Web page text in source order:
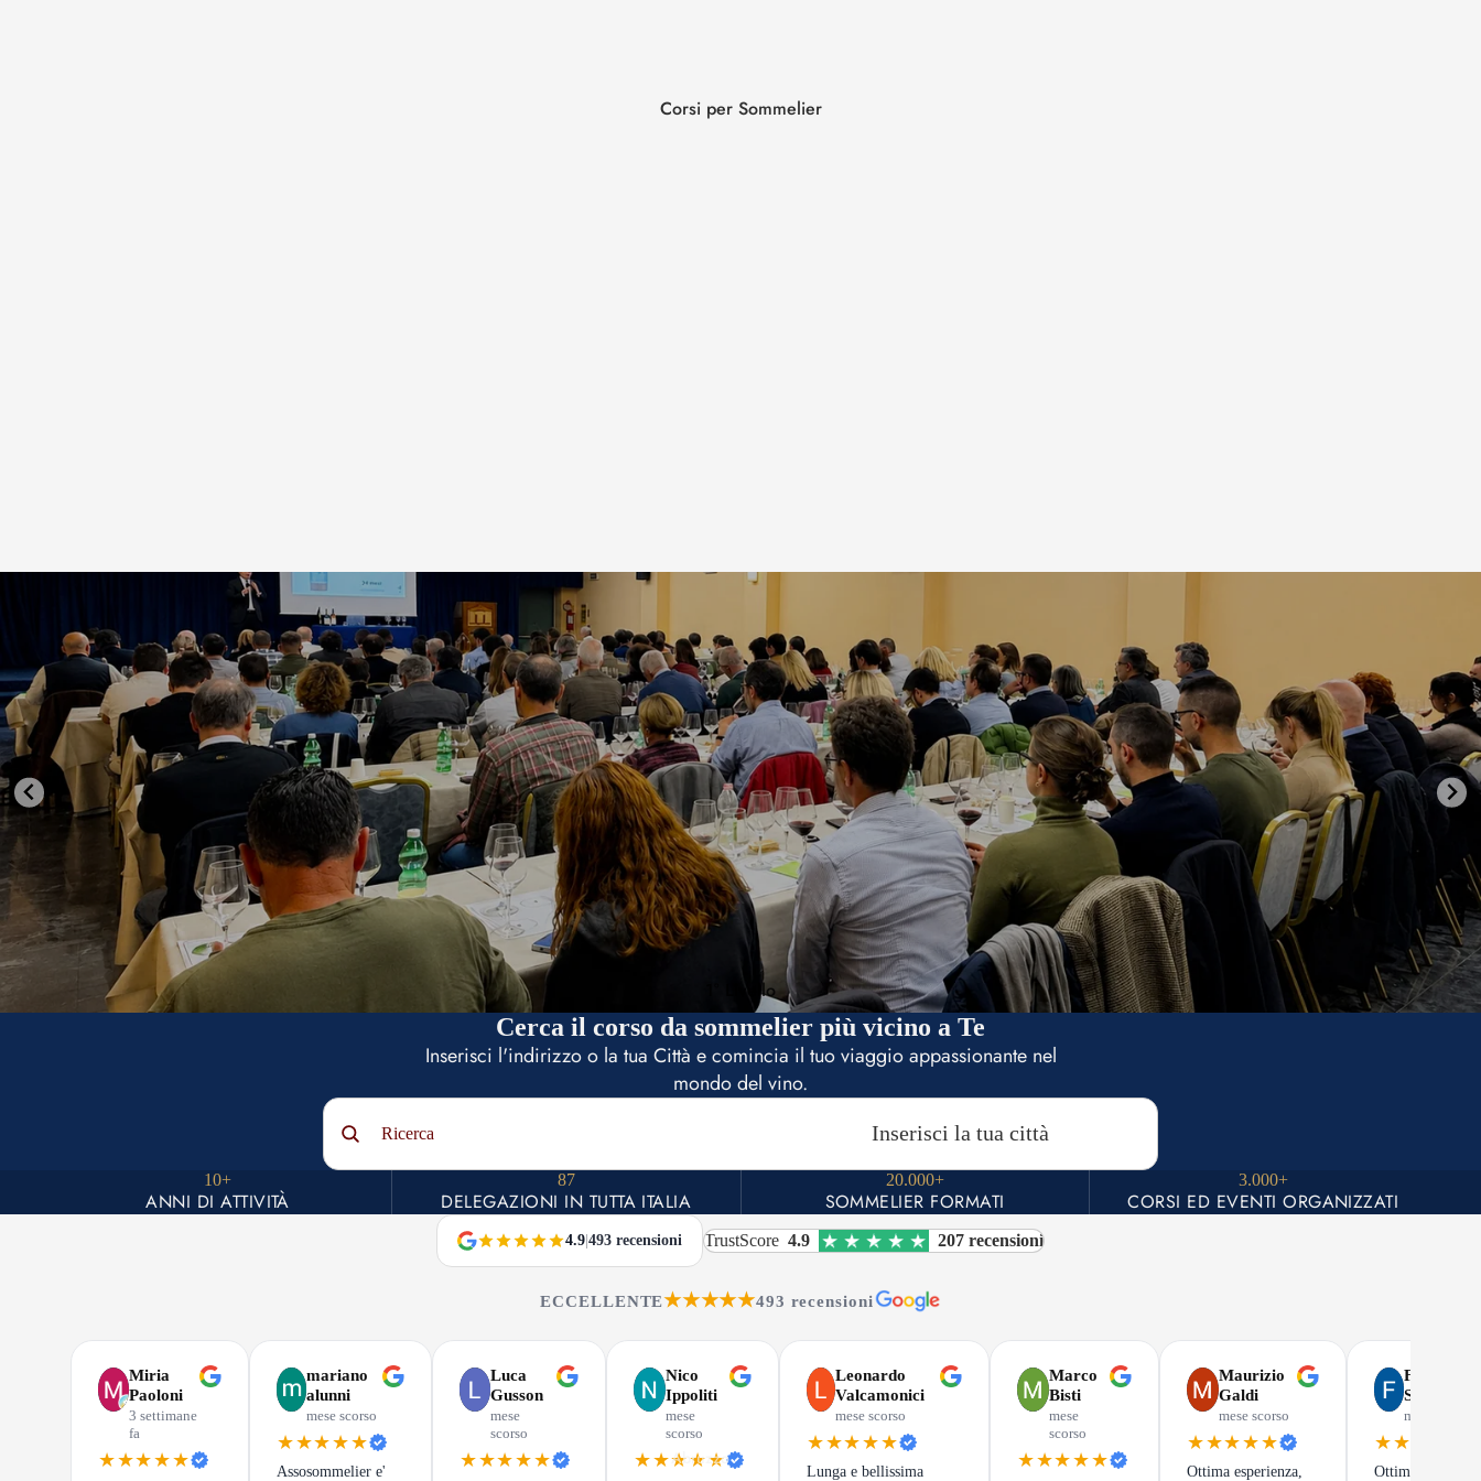
Corsi per Sommelier
1° Livello
Abruzzo
Cerca il corso da sommelier più vicino a Te
Inserisci l'indirizzo o la tua Città e comincia il tuo viaggio appassionante nel
mondo del vino.
Ricerca
10+
ANNI DI ATTIVITÀ
87
DELEGAZIONI IN TUTTA ITALIA
20.000+
SOMMELIER FORMATI
3.000+
CORSI ED EVENTI ORGANIZZATI
4.9 493 recensioni TrustScore 4.9 207 recensioni
ECCELLENTE★★★★★493 recensioni
Miria
Paoloni
3 settimane
fa
★★★★★
mariano
alunni
mese scorso
★★★★★
Assosommelier e'
Luca
Gusson
mese
scorso
★★★★★
Nico
Ippoliti
mese
scorso
★★★★★
Leonardo
Valcamonici
mese scorso
★★★★★
Lunga e bellissima
Marco
Bisti
mese
scorso
★★★★★
Maurizio
Galdi
mese scorso
★★★★★
Ottima esperienza,
Francesco
Santini
mese scorso
★★★★★
Ottimo corso,